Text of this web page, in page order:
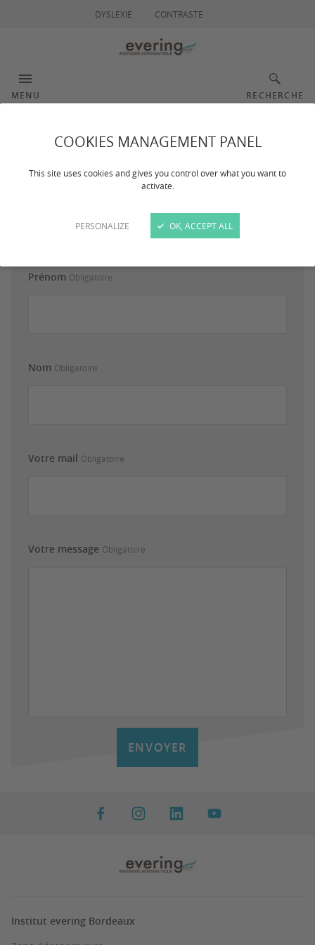
COOKIES MANAGEMENT PANEL
This site uses cookies and gives you control over what you want to
activate.
PERSONALIZE OK, ACCEPT ALL
DYSLEXIE CONTRASTE
MENU RECHERCHE
Contact
Prénom Obligatoire
Nom Obligatoire
Votre mail Obligatoire
Votre message Obligatoire
ENVOYER
Institut evering Bordeaux